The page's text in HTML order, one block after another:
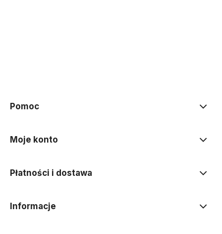
Pomoc
Moje konto
Płatności i dostawa
Informacje